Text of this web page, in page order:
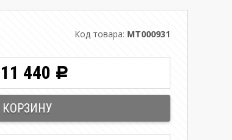
Код товара: MT000931
11 440 Р